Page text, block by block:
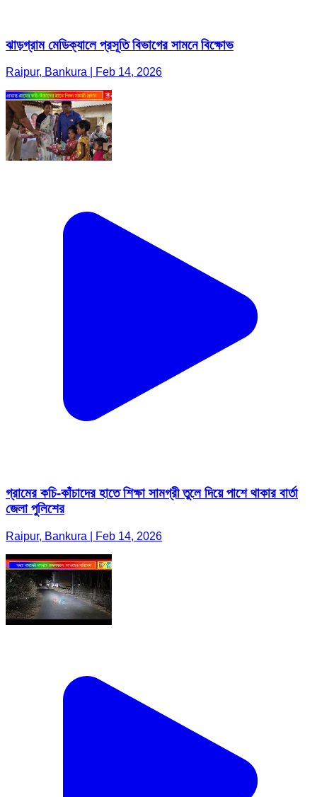
ঝাড়গ্রাম মেডিক্যালে প্রসূতি বিভাগের সামনে বিক্ষোভ
Raipur, Bankura | Feb 14, 2026
গ্রামের কচি-কাঁচাদের হাতে শিক্ষা সামগ্রী তুলে দিয়ে পাশে থাকার বার্তা
জেলা পুলিশের
Raipur, Bankura | Feb 14, 2026